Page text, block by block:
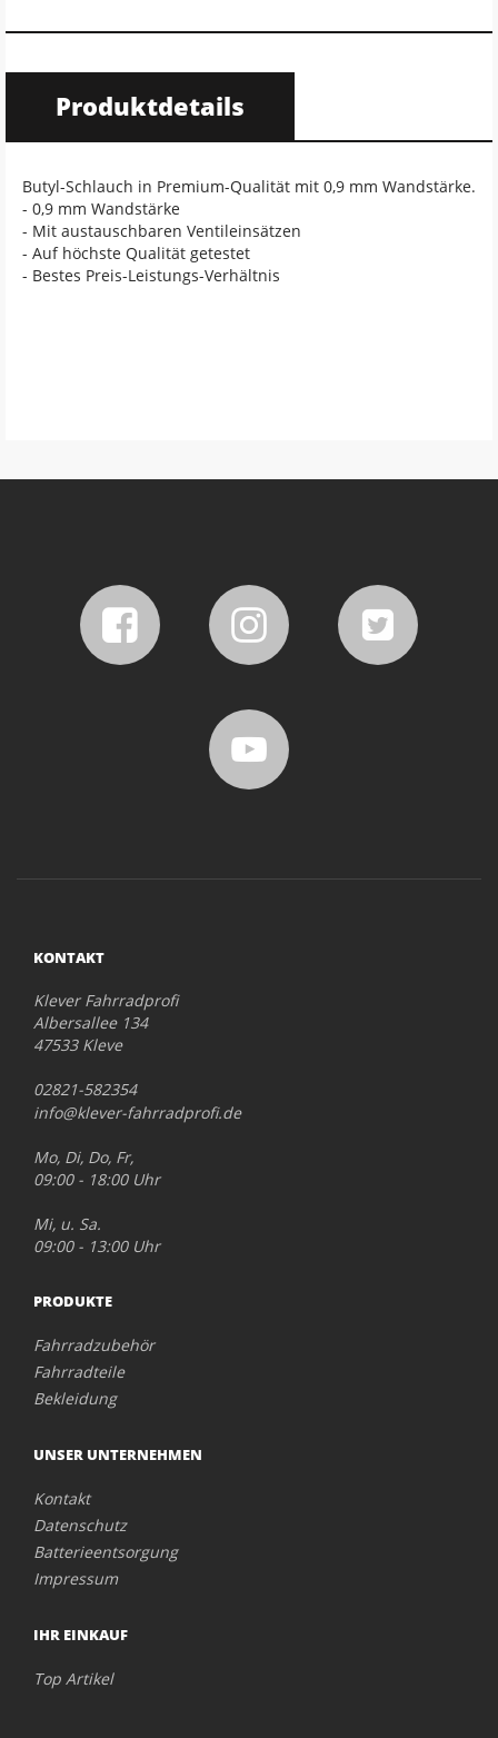
Produktdetails
Butyl-Schlauch in Premium-Qualität mit 0,9 mm Wandstärke.
- 0,9 mm Wandstärke
- Mit austauschbaren Ventileinsätzen
- Auf höchste Qualität getestet
- Bestes Preis-Leistungs-Verhältnis
KONTAKT
Klever Fahrradprofi
Albersallee 134
47533 Kleve
02821-582354
info@klever-fahrradprofi.de
Mo, Di, Do, Fr,
09:00 - 18:00 Uhr
Mi, u. Sa.
09:00 - 13:00 Uhr
PRODUKTE
Fahrradzubehör
Fahrradteile
Bekleidung
UNSER UNTERNEHMEN
Kontakt
Datenschutz
Batterieentsorgung
Impressum
IHR EINKAUF
Top Artikel